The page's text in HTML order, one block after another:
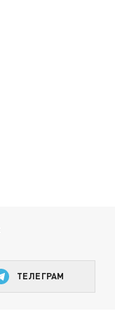
ТЕЛЕГРАМ